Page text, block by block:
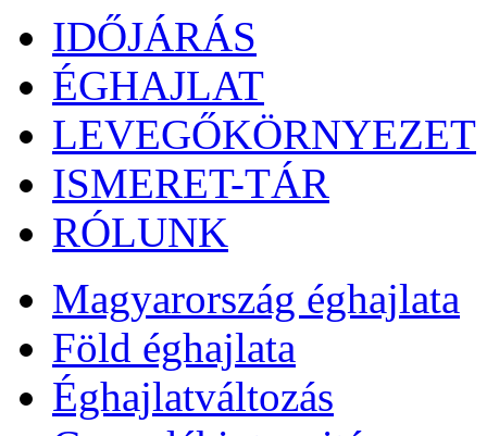
IDŐJÁRÁS
ÉGHAJLAT
LEVEGŐKÖRNYEZET
ISMERET-TÁR
RÓLUNK
Magyarország éghajlata
Föld éghajlata
Éghajlatváltozás